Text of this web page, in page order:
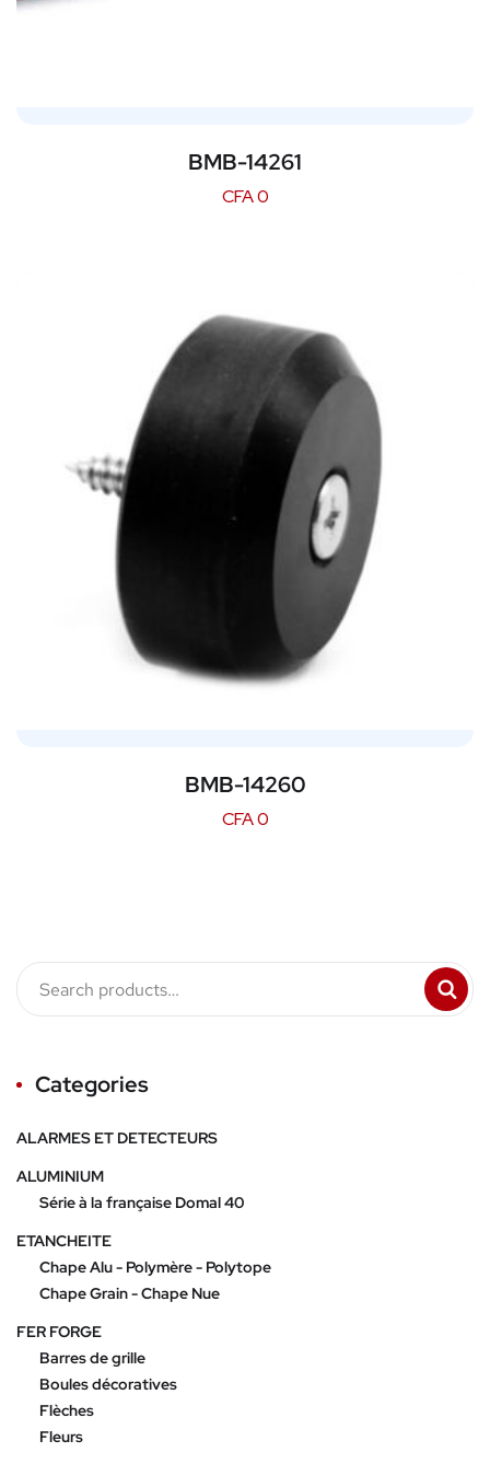
BMB-14261
CFA0
BMB-14260
CFA0
Categories
ALARMES ET DETECTEURS
ALUMINIUM
Série à la française Domal 40
ETANCHEITE
Chape Alu - Polymère - Polytope
Chape Grain - Chape Nue
FER FORGE
Barres de grille
Boules décoratives
Flèches
Fleurs